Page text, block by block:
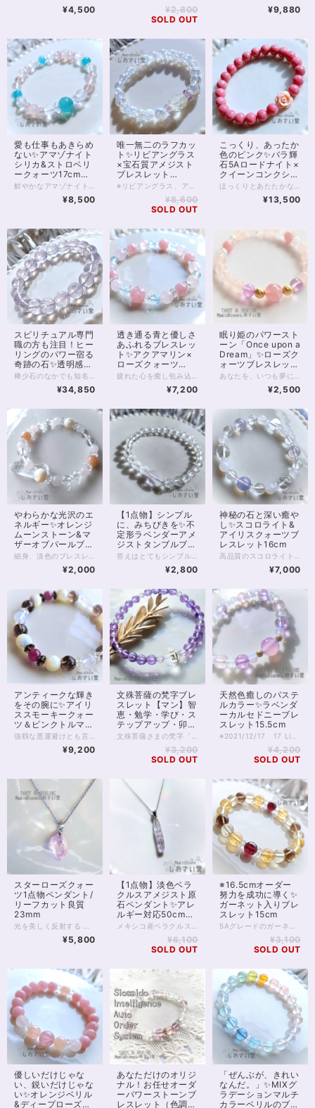
スチェーン40cm・
¥4,500
¥2,800
SOLD OUT
¥9,880
愛も仕事もあきらめ
ない✨アマゾナイト
シリカ&ストロベリ
ークォーツ17cmブ
レスレット
¥8,500
唯一無二のラフカッ
ト✨リビアングラス
×宝石質アメジスト
ブレスレット
16.5cm
¥8,600
SOLD OUT
こっくり、あったか
色のピンク✨バラ輝
石5Aロードナイト×
クイーンコンクシェ
ルブレスレット
¥13,500
スピリチュアル専門
職の方も注目！ヒー
リングのパワー宿る
奇跡の石✨透明感抜
群4Aclassスコロラ
¥34,850
透き通る青と優しさ
あふれるブレスレッ
ト✨アクアマリン×
ローズクォーツ
15.5cm
¥7,200
眠り姫のパワースト
ーン「Once upon a
Dream」✨ローズク
ォーツブレスレット
16cm
¥2,500
やわらかな光沢のエ
ネルギー✨オレンジ
ムーンストーン&マ
ザーオブパールブレ
スレット14cm
¥2,000
【1点物】シンプル
に、みちびきを✨不
定形ラベンダーアメ
ジストタンブルブレ
スレット15cm
¥2,800
神秘の石と深い癒や
し✨スコロライト&
アイリスクォーツブ
レスレット16cm
¥7,000
アンティークな輝き
をその腕に✨アイリ
ススモーキークォー
ツ＆ピンクトルマリ
ンブレスレット
¥9,200
文殊菩薩の梵字ブレ
スレット【マン】智
恵・勉学・学び・ス
テップアップ・卯年
御守護✨15.5cm
¥3,200
SOLD OUT
天然色癒しのパステ
ルカラー✨ラベンダ
ーカルセドニーブレ
スレット15.5cm
¥4,200
SOLD OUT
スターローズクォー
ツ1点物ペンダント/
リーフカット良質
23mm
¥5,800
【1点物】淡色ベラ
クルスアメジスト原
石ペンダント✨アレ
ルギー対応50cmチ
ェーン付
¥6,100
SOLD OUT
※16.5cmオーダー
努力を成功に導く✨
ガーネット入りブレ
スレット15cm
¥3,100
SOLD OUT
優しいだけじゃな
い、鋭いだけじゃな
い✨オレンジベリル
&ディープローズク
あなただけのオリジ
ナル！お任せオーダ
ーパワーストーンブ
レスレット（色調選
「ぜんぶが、きれい
なんだ。」✨MIXグ
ラデーションマルチ
カラーベリルのブレ